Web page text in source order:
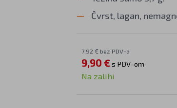
Čvrst, lagan,
7,92 € bez PDV-a
9,90 € s PDV-om
Na zalihi